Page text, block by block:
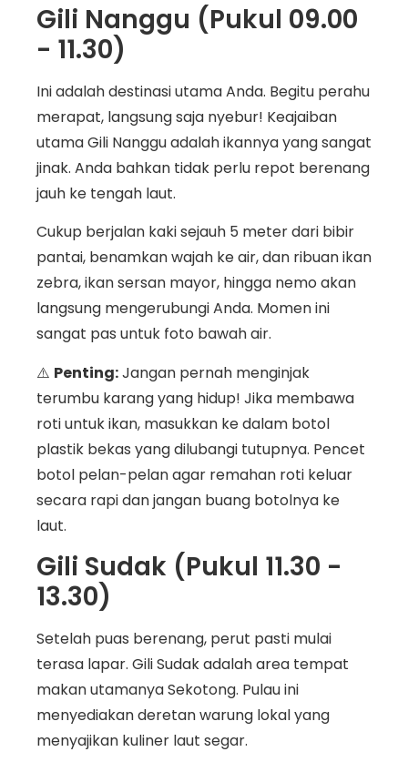
Gili Nanggu (Pukul 09.00
- 11.30)
Ini adalah destinasi utama Anda. Begitu perahu
merapat, langsung saja nyebur! Keajaiban
utama Gili Nanggu adalah ikannya yang sangat
jinak. Anda bahkan tidak perlu repot berenang
jauh ke tengah laut.
Cukup berjalan kaki sejauh 5 meter dari bibir
pantai, benamkan wajah ke air, dan ribuan ikan
zebra, ikan sersan mayor, hingga nemo akan
langsung mengerubungi Anda. Momen ini
sangat pas untuk foto bawah air.
⚠️ Penting:Jangan pernah menginjak
terumbu karang yang hidup! Jika membawa
roti untuk ikan, masukkan ke dalam botol
plastik bekas yang dilubangi tutupnya. Pencet
botol pelan-pelan agar remahan roti keluar
secara rapi dan jangan buang botolnya ke
laut.
Gili Sudak (Pukul 11.30 -
13.30)
Setelah puas berenang, perut pasti mulai
terasa lapar. Gili Sudak adalah area tempat
makan utamanya Sekotong. Pulau ini
menyediakan deretan warung lokal yang
menyajikan kuliner laut segar.